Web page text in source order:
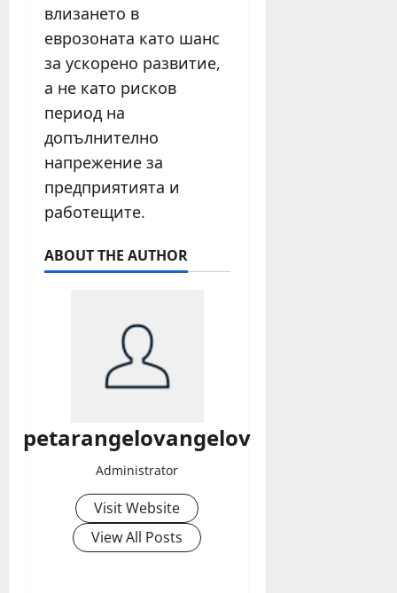
влизането в
еврозоната като шанс
за ускорено развитие,
а не като рисков
период на
допълнително
напрежение за
предприятията и
работещите.
ABOUT THE AUTHOR
petarangelovangelov
Administrator
Visit Website
View All Posts